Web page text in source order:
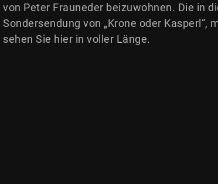
von Peter Frauneder beizuwohnen. Die in
Sondersendung von „Krone oder Kasperl“,
sehen Sie hier in voller Länge.